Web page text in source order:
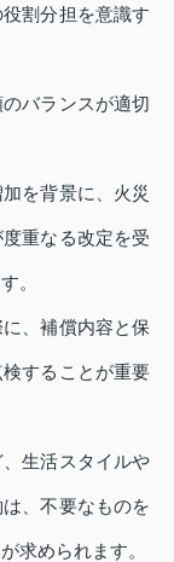
割分担を意識す
バランスが適切
を背景に、火災
重なる改定を受
。
、補償内容と保
することが重要
生活スタイルや
、不要なものを
求められます。